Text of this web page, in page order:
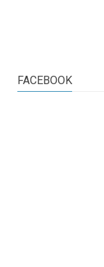
FACEBOOK